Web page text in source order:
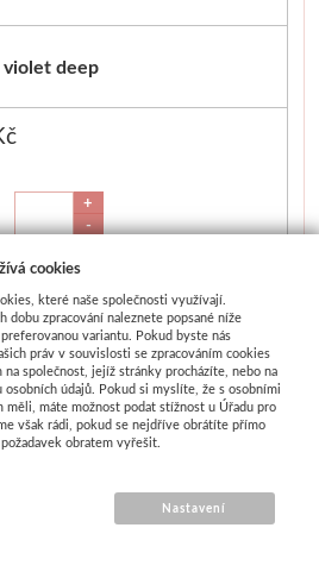
violet deep
+
-
cadmium red light hue
cookies
které naše společnosti využívají.
dobu zpracování naleznete popsané níže
variantu. Pokud byste nás
práv v souvislosti se zpracováním cookies
společnost, jejíž stránky procházíte, nebo na
osobních údajů. Pokud si myslíte, že s osobními
měli, máte možnost podat stížnost u Úřadu pro
však rádi, pokud se nejdříve obrátíte přímo
obratem vyřešit.
Nastavení